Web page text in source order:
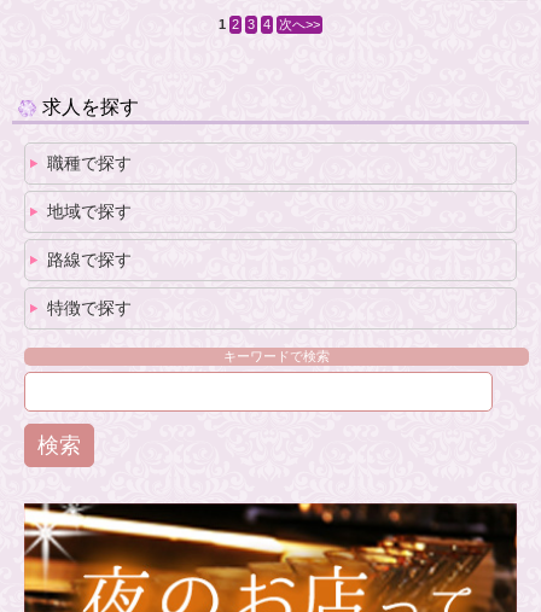
1 2 3 4 次へ>>
求人を探す
職種で探す
地域で探す
路線で探す
特徴で探す
キーワードで検索